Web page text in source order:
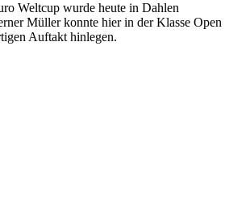
Weltcup wurde heute in Dahlen
Müller konnte hier in der Klasse Open
Auftakt hinlegen.